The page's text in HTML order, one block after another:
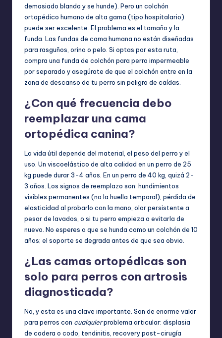
demasiado blando y se hunde). Pero un colchón
ortopédico humano de alta gama (tipo hospitalario)
puede ser excelente. El problema es el tamaño y la
funda. Las fundas de cama humana no están diseñadas
para rasguños, orina o pelo. Si optas por esta ruta,
compra una funda de colchón para perro impermeable
por separado y asegúrate de que el colchón entre en la
zona de descanso de tu perro sin peligro de caídas.
¿Con qué frecuencia debo
reemplazar una cama
ortopédica canina?
La vida útil depende del material, el peso del perro y el
uso. Un viscoelástico de alta calidad en un perro de 25
kg puede durar 3-4 años. En un perro de 40 kg, quizá 2-
3 años. Los signos de reemplazo son: hundimientos
visibles permanentes (no la huella temporal), pérdida de
elasticidad al probarlo con la mano, olor persistente a
pesar de lavados, o si tu perro empieza a evitarla de
nuevo. No esperes a que se hunda como un colchón de 10
años; el soporte se degrada antes de que sea obvio.
¿Las camas ortopédicas son
solo para perros con artrosis
diagnosticada?
No, y esta es una clave importante. Son de enorme valor
para perros con cualquierproblema articular: displasia
de cadera o codo, tendinitis, recovery post-cirugía